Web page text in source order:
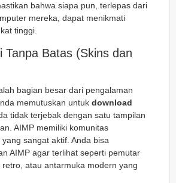
bahwa siapa pun, terlepas dari
mereka, dapat menikmati
tinggi.
Tanpa Batas (Skins dan
bagian besar dari pengalaman
memutuskan untuk download
tidak terjebak dengan satu tampilan
AIMP memiliki komunitas
sangat aktif. Anda bisa
AIMP agar terlihat seperti pemutar
retro, atau antarmuka modern yang